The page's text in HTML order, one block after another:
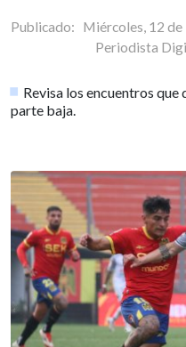
Publicado: Miércoles, 12
Periodista
Revisa los encuentros
parte baja.